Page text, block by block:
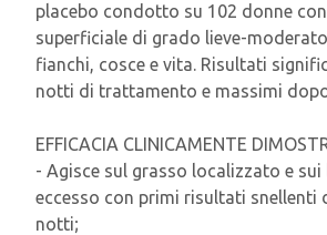
placebo condotto su 102 donne
superficiale di grado lieve-
fianchi, cosce e vita. Risultati
notti di trattamento e massimi
EFFICACIA CLINICAMENTE
- Agisce sul grasso localizzato e
eccesso con primi risultati snellenti
notti;